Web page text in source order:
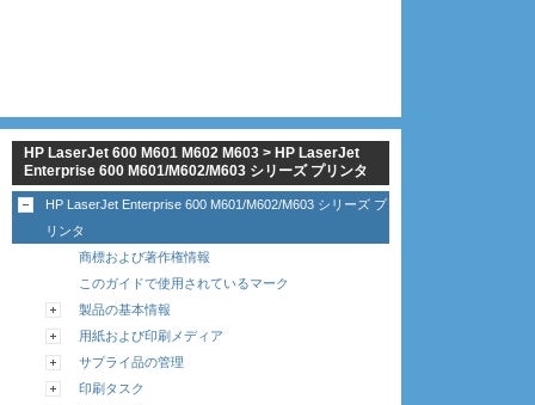
HP LaserJet 600 M601 M602 M603 > HP LaserJet
Enterprise 600 M601/M602/M603 シリーズ プリンタ
HP LaserJet Enterprise 600 M601/M602/M603 シリーズ プ
リンタ
商標および著作権情報
このガイドで使用されているマーク
製品の基本情報
用紙および印刷メディア
サプライ品の管理
印刷タスク